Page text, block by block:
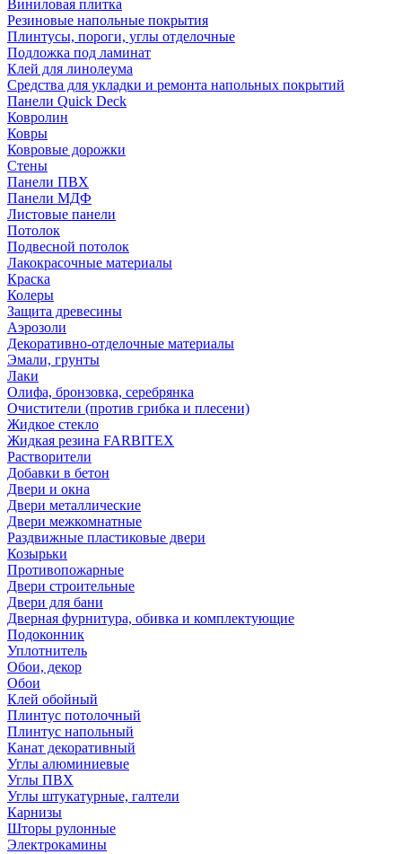
Виниловая плитка
Резиновые напольные покрытия
Плинтусы, пороги, углы отделочные
Подложка под ламинат
Клей для линолеума
Средства для укладки и ремонта напольных покрытий
Панели Quick Deck
Ковролин
Ковры
Ковровые дорожки
Стены
Панели ПВХ
Панели МДФ
Листовые панели
Потолок
Подвесной потолок
Лакокрасочные материалы
Краска
Колеры
Защита древесины
Аэрозоли
Декоративно-отделочные материалы
Эмали, грунты
Лаки
Олифа, бронзовка, серебрянка
Очистители (против грибка и плесени)
Жидкое стекло
Жидкая резина FARBITEX
Растворители
Добавки в бетон
Двери и окна
Двери металлические
Двери межкомнатные
Раздвижные пластиковые двери
Козырьки
Противопожарные
Двери строительные
Двери для бани
Дверная фурнитура, обивка и комплектующие
Подоконник
Уплотнитель
Обои, декор
Обои
Клей обойный
Плинтус потолочный
Плинтус напольный
Канат декоративный
Углы алюминиевые
Углы ПВХ
Углы штукатурные, галтели
Карнизы
Шторы рулонные
Электрокамины